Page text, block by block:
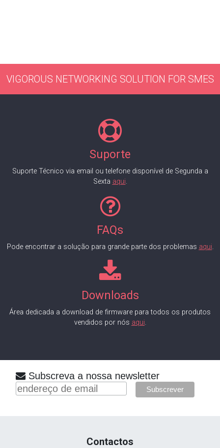
VIGOROUS NETWORKING SOLUTION FOR SMES
Suporte
Suporte Técnico via email ou telefone disponível de Segunda a
Sexta aqui.
FAQs
Pode encontrar a solução para grande parte dos problemas aqui.
Downloads
Área dedicada a download de firmware para todos os produtos
vendidos por nós aqui.
Subscreva a nossa newsletter
Contactos